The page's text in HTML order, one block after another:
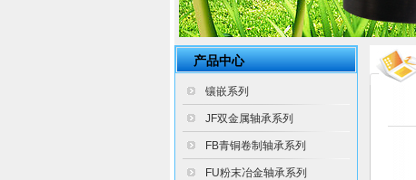
产品中心
镶嵌系列
JF双金属轴承系列
FB青铜卷制轴承系列
FU粉末冶金轴承系列